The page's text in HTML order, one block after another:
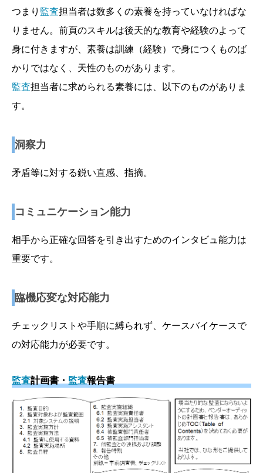
つまり 監査担当者は数多くの素養を持っていなければな
りません。前頁のスキルは後天的な教育や経験のよって
身に付きますが、素養は訓練（経験）で身につくものば
かりではなく、天性のものがあります。
監査担当者に求められる素養には、以下のものがありま
す。
洞察力
矛盾等に対する鋭い直感、指摘。
コミュニケーション能力
相手から正確な回答を引き出すためのインタビュ能力は
重要です。
臨機応変な対応能力
チェックリストや手順に縛られず、ケースバイケースで
の対応能力が必要です。
監査計画書・ 監査報告書